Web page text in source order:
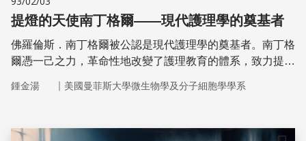
提燈的天使南丁格爾——現代護理學的奠基者
佛羅倫斯．南丁格爾被公認是現代護理學的奠基者。南丁格
爾憑一己之力，革命性地改變了護理教育的體系，致力提高
的學門。
鍾金湯 ｜ 美國曼菲斯大學微生物學及分子細胞學學系